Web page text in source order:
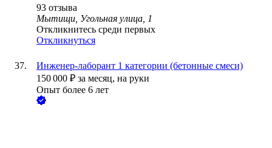
93 отзыва
Мытищи, Угольная улица, 1
Откликнитесь среди первых
Откликнуться
Инженер-лаборант 1 категории (бетонные смеси)
150 000 ₽ за месяц, на руки
Опыт более 6 лет